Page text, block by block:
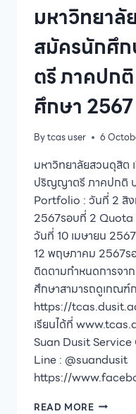
ครู
ใหม่
2565
ประจำ
ปี
การ
ศึกษา
2566
ที่
2)
มหาวิทยาลั
สมัครนักศึ
ตรี ภาคปก
ศึกษา 2567
Bytcas user 6
มหาวิทยาลัยสวนดุสิต
ปริญญาตรี ภาคปกติ ป
Portfolio : วันที่ 2 สิ
2567รอบที่ 2
วันที่ 10 เมษายน
12 พฤษภาคม 2567
ติดตามกำหนดการจา
ศึกษาสามารถดูเกณฑ์
https://
เรียนได้ที่
Suan Dusit
Line : @suandusit
https://
READ MOREมหาวิทยาลั